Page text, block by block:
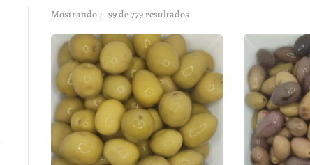
Mostrando 1–99 de 779 resultados